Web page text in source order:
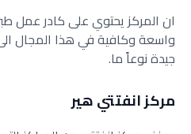
ان المركز يحتوي على كادر عمل
واسعة وكافية في هذا المجال
جيدة نوعاً ما.
مركز انفتتي هير